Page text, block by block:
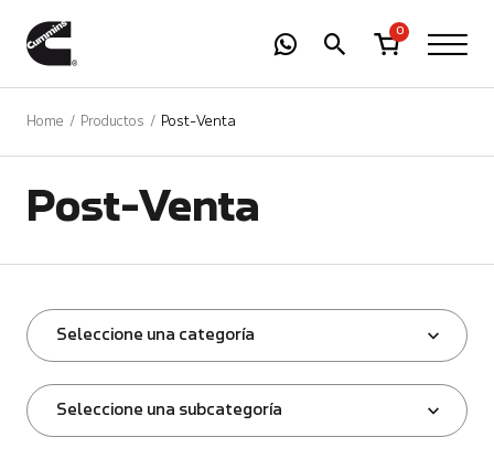
0
Home Productos Post-Venta
Post-Venta
Seleccione una categoría
Seleccione una subcategoría